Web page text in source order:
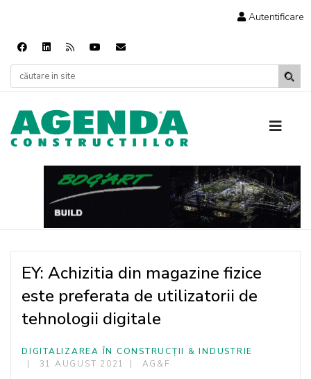
Autentificare
EY: Achizitia din magazine fizice
este preferata de utilizatorii de
tehnologii digitale
DIGITALIZAREA ÎN CONSTRUCȚII & INDUSTRIE
31 AUGUST 2021
AG&F